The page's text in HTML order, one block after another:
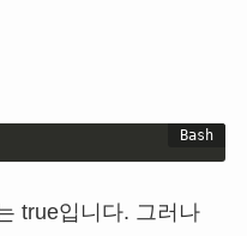
true입니다. 그러나